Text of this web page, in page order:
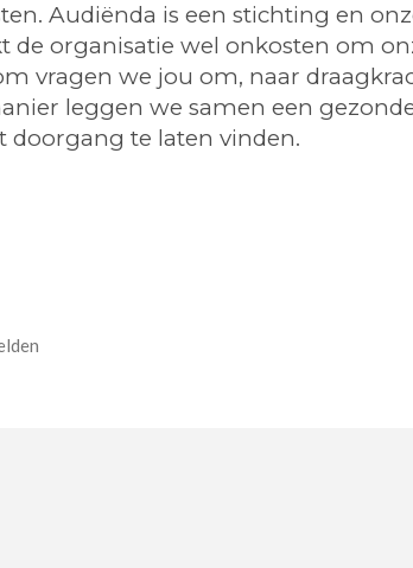
Audiënda is een stichting en
de organisatie wel onkosten om
vragen we jou om, naar
leggen we samen een
te laten vinden.